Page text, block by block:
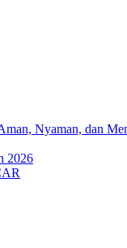
Nyaman, dan
2026